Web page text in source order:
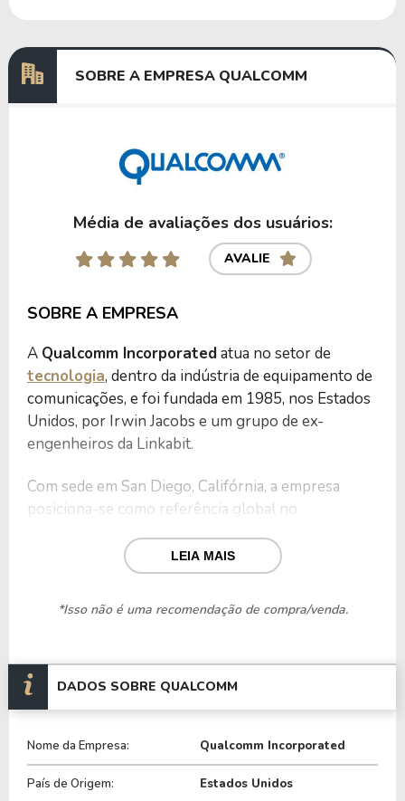
SOBRE A EMPRESA QUALCOMM
Média de avaliações dos usuários:
AVALIE
SOBRE A EMPRESA
A Qualcomm Incorporatedatua no setor de
tecnologia, dentro da indústria de equipamento de
comunicações, e foi fundada em 1985, nos Estados
Unidos, por Irwin Jacobs e um grupo de ex-
engenheiros da Linkabit.
Com sede em San Diego, Califórnia, a empresa
posiciona-se como referência global no
tecnologias de comunicação sem fio.
focadas na criação de processadores, modems,
artificial e internet das coisas (IoT).
Para isso, a empresa possui um amplo portfólio de
evolução das redes móveis, incluindo 4G, 5G,
CDMA2000, TD-SCDMA e WCDMA.
LEIA MAIS
*Isso não é uma recomendação de compra/venda.
DADOS SOBRE QUALCOMM
Nome da Empresa: Qualcomm Incorporated
País de Origem: Estados Unidos